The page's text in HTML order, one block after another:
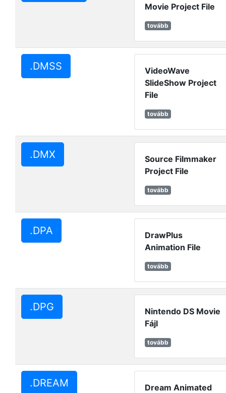
Movie Project File
tovább
.DMSS
VideoWave
SlideShow Project
File
tovább
.DMX
Source Filmmaker
Project File
tovább
.DPA
DrawPlus
Animation File
tovább
.DPG
Nintendo DS Movie
Fájl
tovább
.DREAM Dream Animated